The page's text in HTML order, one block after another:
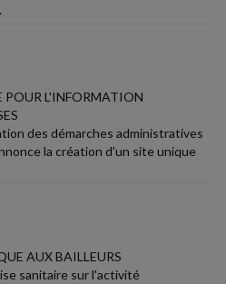
L'INFORMATION
des démarches administratives
la création d'un site unique
AUX BAILLEURS
sanitaire sur l'activité